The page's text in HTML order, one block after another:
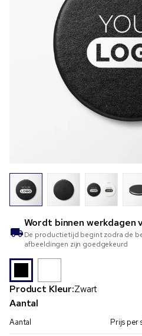
Wordt binnen werkdagen
De productietijd begint zodra de
afbeeldingen zijn goedgekeurd
Product Kleur:Zwart
Aantal
Aantal Prijs per